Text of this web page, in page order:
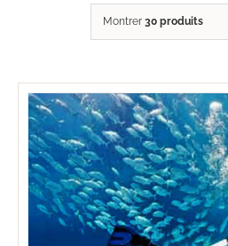
Montrer 30 produits